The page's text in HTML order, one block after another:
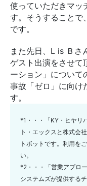
使っていただきマッ
す。そうすることで
です。
また先日、L is Ｂさ
ゲスト出演をさせて
ーション」について
事故「ゼロ」に向け
す。
*1・・・「KY・ヒヤリ
ト・エックスと株式会
トボットです。利用を
い。
*2・・・「営業アプロ
システムズが提供する